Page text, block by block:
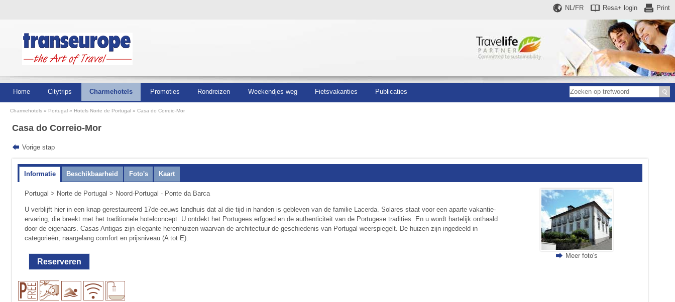
Print
Resa+ login
NL/FR
Home Citytrips Charmehotels Promoties Rondreizen Weekendjes weg Fietsvakanties Publicaties
Charmehotels Portugal Hotels Norte de Portugal Casa do Correio-Mor
Casa do Correio-Mor
Vorige stap
Informatie Beschikbaarheid Foto's Kaart
Portugal > Norte de Portugal > Noord-Portugal - Ponte da Barca
U verblijft hier in een knap gerestaureerd 17de-eeuws landhuis dat al die tijd in handen is gebleven van de familie Lacerda. Solares staat voor een aparte vakantie-
ervaring, die breekt met het traditionele hotelconcept. U ontdekt het Portugees erfgoed en de authenticiteit van de Portugese tradities. En u wordt hartelijk onthaald
door de eigenaars. Casas Antigas zijn elegante herenhuizen waarvan de architectuur de geschiedenis van Portugal weerspiegelt. De huizen zijn ingedeeld in
categorieën, naargelang comfort en prijsniveau (A tot E).
Reserveren
Meer foto's